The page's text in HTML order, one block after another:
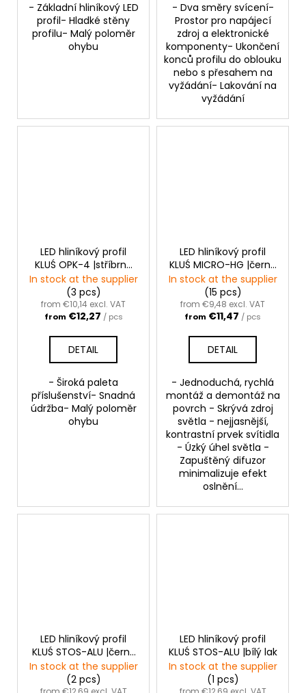
- Základní hliníkový LED
profil- Hladké stěny
profilu- Malý poloměr
ohybu
- Dva směry svícení-
Prostor pro napájecí
zdroj a elektronické
komponenty- Ukončení
konců profilu do oblouku
nebo s přesahem na
vyžádání- Lakování na
vyžádání
LED hliníkový profil
KLUŚ OPK-4 |stříbrná
anoda
In stock at the supplier
(3 pcs)
from €10,14 excl. VAT
from €12,27 / pcs
DETAIL
- Široká paleta
příslušenství- Snadná
údržba- Malý poloměr
ohybu
LED hliníkový profil
KLUŚ MICRO-HG |černá
anoda
In stock at the supplier
(15 pcs)
from €9,48 excl. VAT
from €11,47 / pcs
DETAIL
- Jednoduchá, rychlá
montáž a demontáž na
povrch - Skrývá zdroj
světla - nejjasnější,
kontrastní prvek svítidla
- Úzký úhel světla -
Zapuštěný difuzor
minimalizuje efekt
oslnění...
LED hliníkový profil
KLUŚ STOS-ALU |černý
lak
In stock at the supplier
(2 pcs)
LED hliníkový profil
KLUŚ STOS-ALU |bílý lak
In stock at the supplier
(1 pcs)